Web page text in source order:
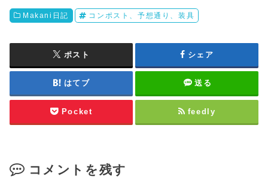
Makani日記 コンポスト、予想通り、装具
ポスト シェア
はてブ 送る
Pocket feedly
コメントを残す